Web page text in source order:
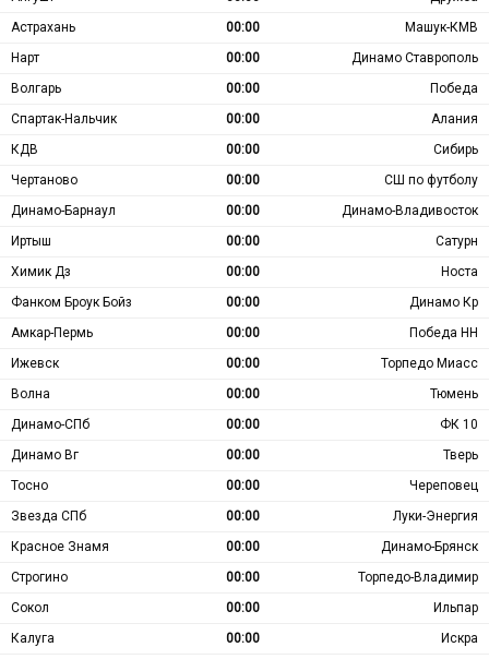
Астрахань
00:00
Машук-КМВ
Нарт
00:00
Динамо Ставрополь
Волгарь
00:00
Победа
Спартак-Нальчик
00:00
Алания
КДВ
00:00
Сибирь
Чертаново
00:00
СШ по футболу
Динамо-Барнаул
00:00
Динамо-Владивосток
Иртыш
00:00
Сатурн
Химик Дз
00:00
Носта
Фанком Броук Бойз
00:00
Динамо Кр
Амкар-Пермь
00:00
Победа НН
Ижевск
00:00
Торпедо Миасс
Волна
00:00
Тюмень
Динамо-СПб
00:00
ФК 10
Динамо Вг
00:00
Тверь
Тосно
00:00
Череповец
Звезда СПб
00:00
Луки-Энергия
Красное Знамя
00:00
Динамо-Брянск
Строгино
00:00
Торпедо-Владимир
Сокол
00:00
Ильпар
Калуга
00:00
Искра